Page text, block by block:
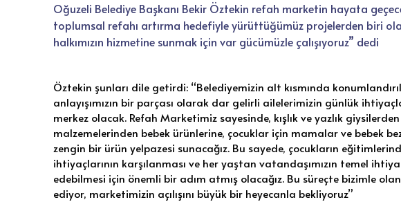
Oğuzeli Belediye Başkanı Bekir Öztekin refah marketin hayata
toplumsal refahı artırma hedefiyle yürüttüğümüz projelerden biri
halkımızın hizmetine sunmak için var gücümüzle çalışıyoruz” dedi
Öztekin şunları dile getirdi: “Belediyemizin alt kısmında
anlayışımızın bir parçası olarak dar gelirli ailelerimizin günlük
merkez olacak. Refah Marketimiz sayesinde, kışlık ve yazlık
malzemelerinden bebek ürünlerine, çocuklar için mamalar ve bebek
zengin bir ürün yelpazesi sunacağız. Bu sayede, çocukların
ihtiyaçlarının karşılanması ve her yaştan vatandaşımızın temel
edebilmesi için önemli bir adım atmış olacağız. Bu süreçte bizimle
ediyor, marketimizin açılışını büyük bir heyecanla bekliyoruz”